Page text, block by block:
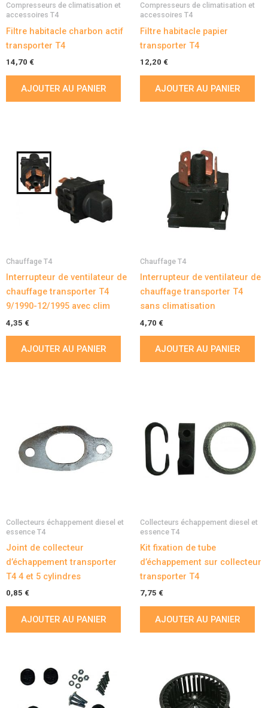
Compresseurs de climatisation et
accessoires T4
Filtre habitacle charbon actif
transporter T4
14,70 €
AJOUTER AU PANIER
Compresseurs de climatisation et
accessoires T4
Filtre habitacle papier
transporter T4
12,20 €
AJOUTER AU PANIER
Chauffage T4
Interrupteur de ventilateur de
chauffage transporter T4
9/1990-12/1995 avec clim
4,35 €
AJOUTER AU PANIER
Chauffage T4
Interrupteur de ventilateur de
chauffage transporter T4
sans climatisation
4,70 €
AJOUTER AU PANIER
Collecteurs échappement diesel et
essence T4
Joint de collecteur
d’échappement transporter
T4 4 et 5 cylindres
0,85 €
AJOUTER AU PANIER
Collecteurs échappement diesel et
essence T4
Kit fixation de tube
d’échappement sur collecteur
transporter T4
7,75 €
AJOUTER AU PANIER